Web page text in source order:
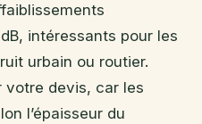
intéressants pour les
urbain ou routier.
votre devis, car les
l’épaisseur du